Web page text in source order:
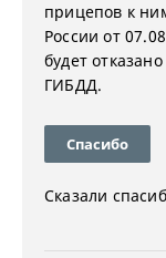
прицепов к
России от
будет
ГИБДД.
Спасибо
Сказали